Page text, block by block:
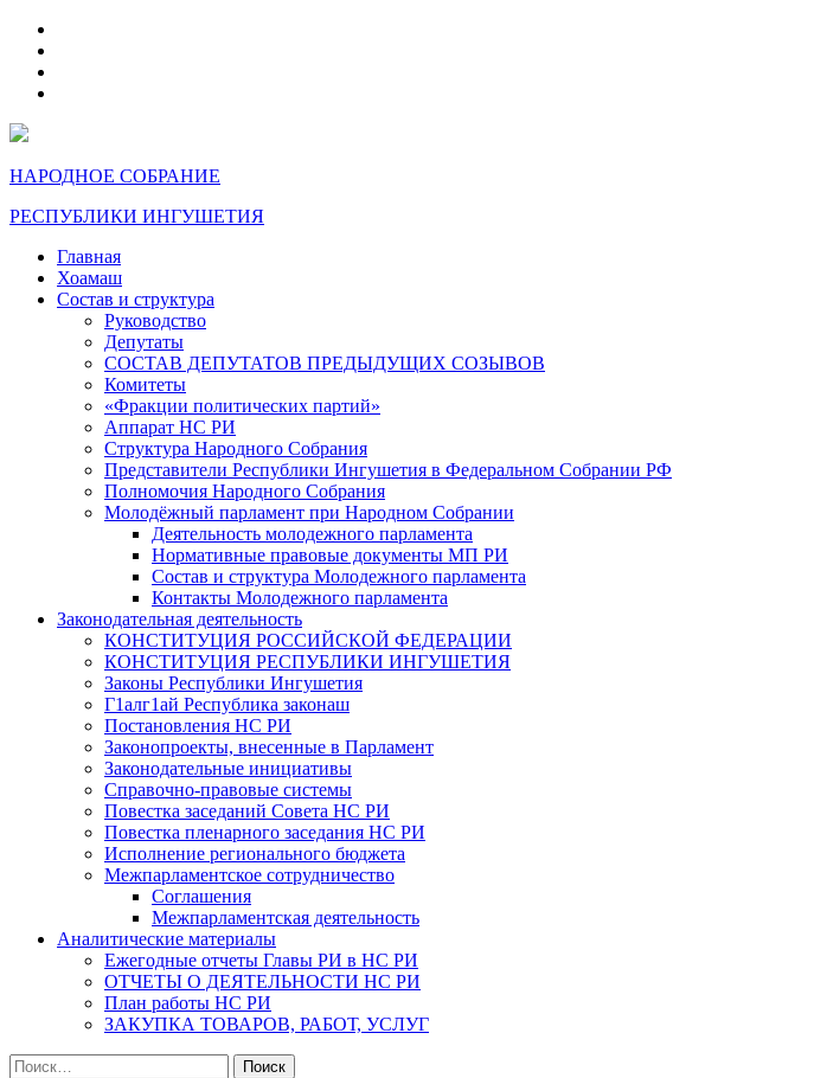
НАРОДНОЕ СОБРАНИЕ
РЕСПУБЛИКИ ИНГУШЕТИЯ
Главная
Хоамаш
Состав и структура
Руководство
Депутаты
СОСТАВ ДЕПУТАТОВ ПРЕДЫДУЩИХ СОЗЫВОВ
Комитеты
«Фракции политических партий»
Аппарат НС РИ
Структура Народного Собрания
Представители Республики Ингушетия в Федеральном Собрании РФ
Полномочия Народного Собрания
Молодёжный парламент при Народном Собрании
Деятельность молодежного парламента
Нормативные правовые документы МП РИ
Состав и структура Молодежного парламента
Контакты Молодежного парламента
Законодательная деятельность
КОНСТИТУЦИЯ РОССИЙСКОЙ ФЕДЕРАЦИИ
КОНСТИТУЦИЯ РЕСПУБЛИКИ ИНГУШЕТИЯ
Законы Республики Ингушетия
Г1алг1ай Республика законаш
Постановления НС РИ
Законопроекты, внесенные в Парламент
Законодательные инициативы
Справочно-правовые системы
Повестка заседаний Совета НС РИ
Повестка пленарного заседания НС РИ
Исполнение регионального бюджета
Межпарламентское сотрудничество
Соглашения
Межпарламентская деятельность
Аналитические материалы
Ежегодные отчеты Главы РИ в НС РИ
ОТЧЕТЫ О ДЕЯТЕЛЬНОСТИ НС РИ
План работы НС РИ
ЗАКУПКА ТОВАРОВ, РАБОТ, УСЛУГ
Найти: